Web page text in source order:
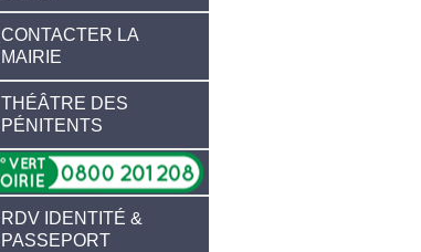
CONTACTER LA
MAIRIE
THÉÂTRE DES
PÉNITENTS
RDV IDENTITÉ &
PASSEPORT